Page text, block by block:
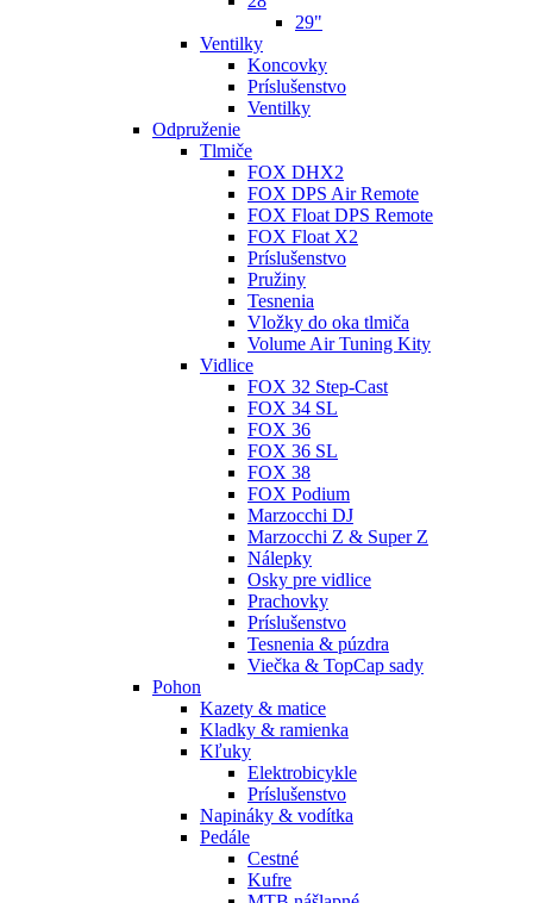
29"
Ventilky
Koncovky
Príslušenstvo
Ventilky
Odpruženie
Tlmiče
FOX DHX2
FOX DPS Air Remote
FOX Float DPS Remote
FOX Float X2
Príslušenstvo
Pružiny
Tesnenia
Vložky do oka tlmiča
Volume Air Tuning Kity
Vidlice
FOX 32 Step-Cast
FOX 34 SL
FOX 36
FOX 36 SL
FOX 38
FOX Podium
Marzocchi DJ
Marzocchi Z & Super Z
Nálepky
Osky pre vidlice
Prachovky
Príslušenstvo
Tesnenia & púzdra
Viečka & TopCap sady
Pohon
Kazety & matice
Kladky & ramienka
Kľuky
Elektrobicykle
Príslušenstvo
Napináky & vodítka
Pedále
Cestné
Kufre